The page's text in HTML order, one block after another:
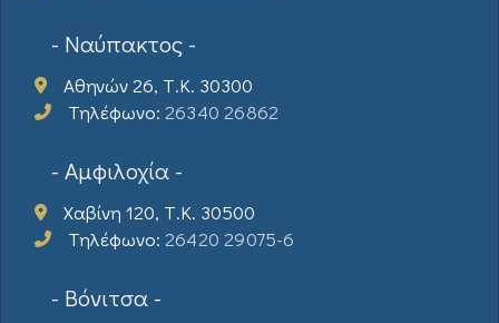
- Ναύπακτος -
Αθηνών 26, Τ.Κ. 30300
Τηλέφωνο: 26340 26862
- Αμφιλοχία -
Χαβίνη 120, Τ.Κ. 30500
Τηλέφωνο: 26420 29075-6
- Βόνιτσα -